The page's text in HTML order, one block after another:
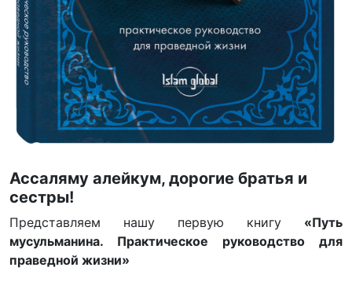
Ассаляму алейкум, дорогие братья и
сестры!
Представляем нашу первую книгу «Путь
мусульманина. Практическое руководство для
праведной жизни»